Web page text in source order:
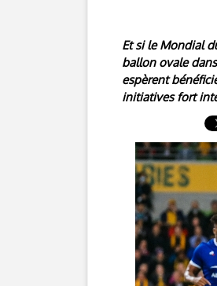
Et si le Mondial
ballon ovale
espèrent
initiatives fort